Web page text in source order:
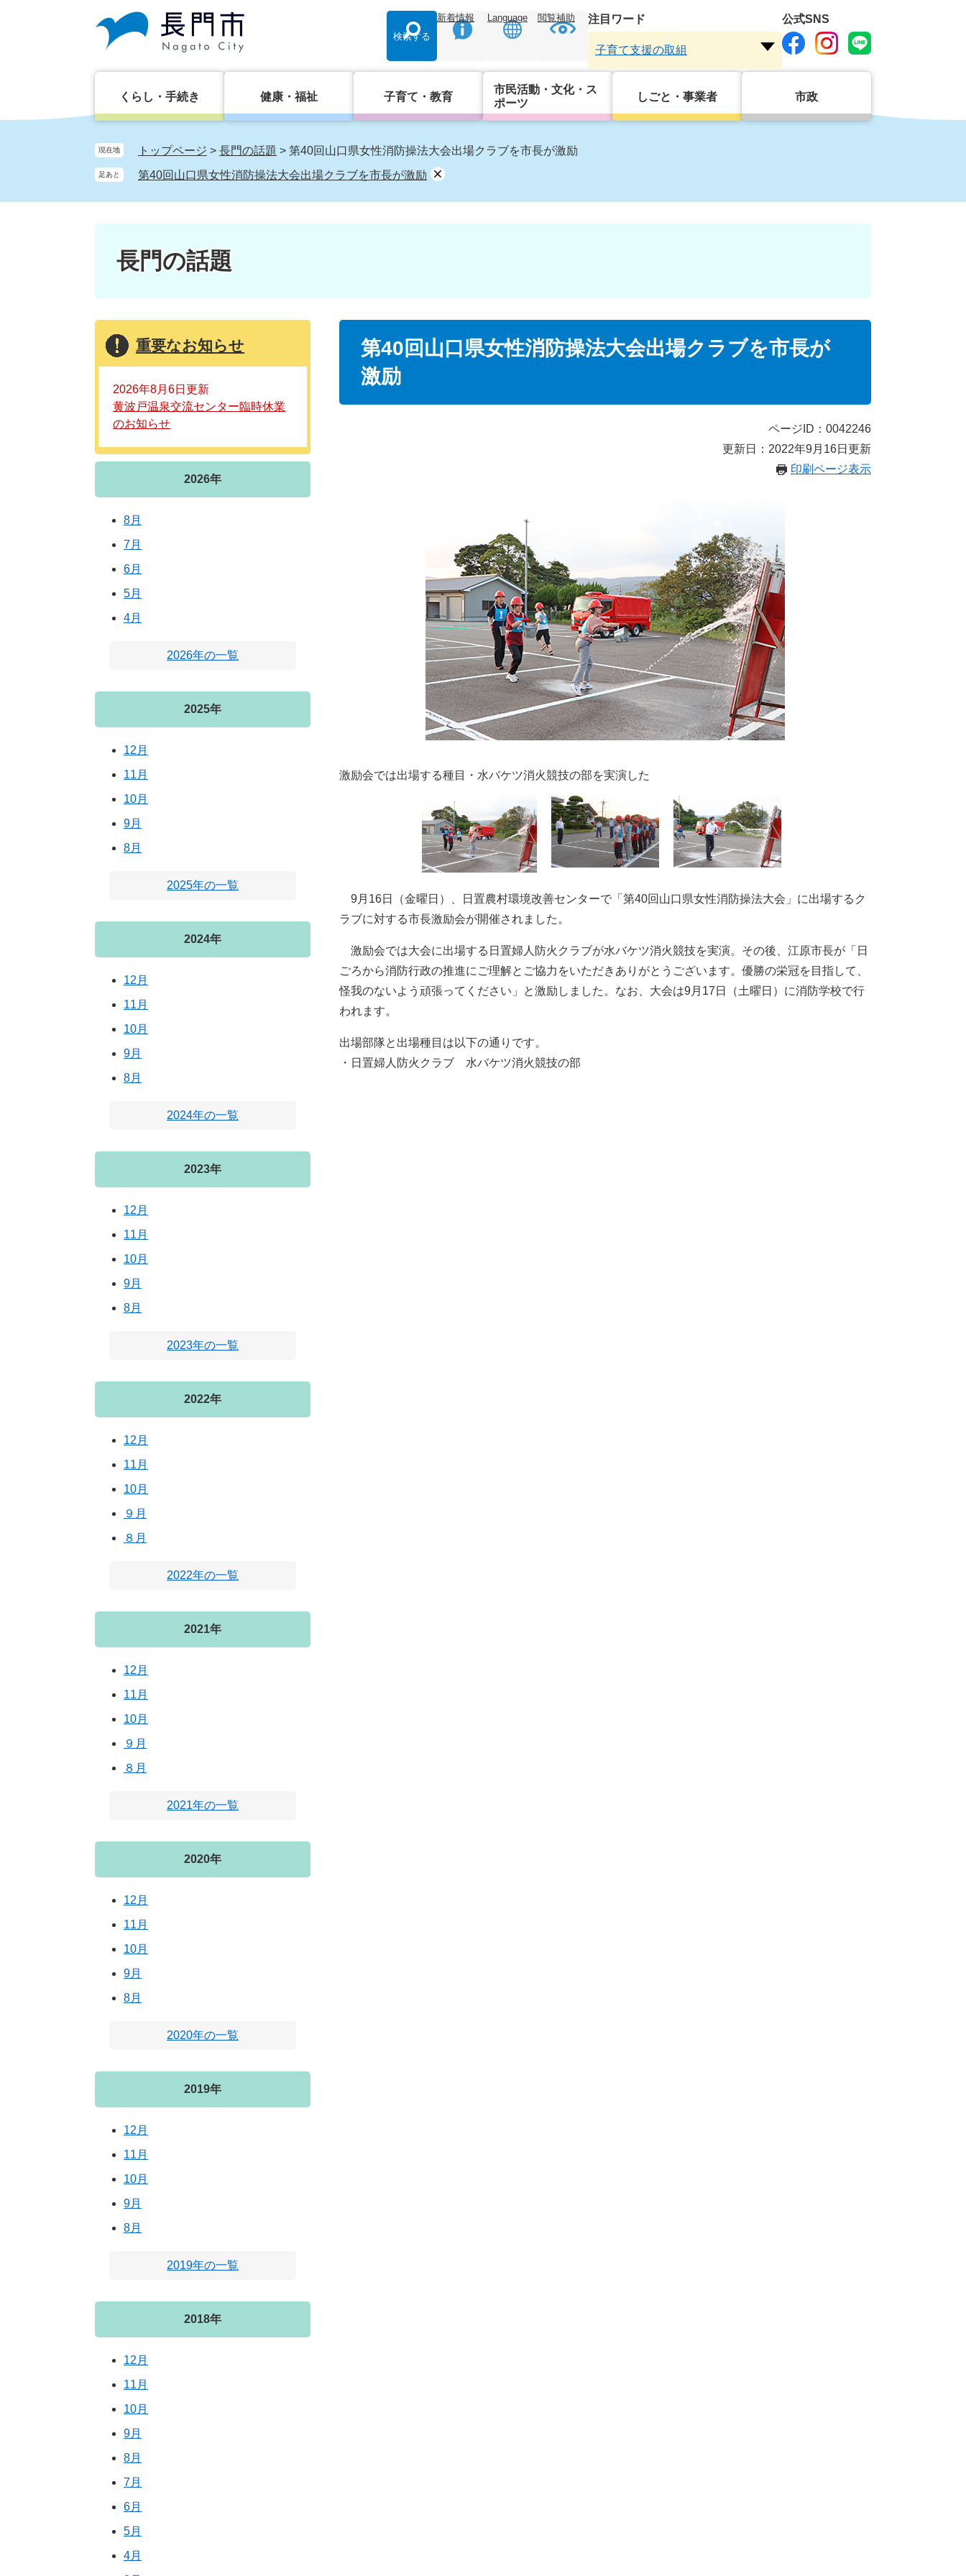
検索する
新着情報 Language 閲覧補助 注目ワード
ー
子育て支援の取組
公式SNS
くらし・手続き 健康・福祉 子育て・教育
市民活動・文化・ス
ポーツ
しごと・事業者 市政
現在地 トップページ > 長門の話題 > 第40回山口県女性消防操法大会出場クラブを市長が激励
足あと 第40回山口県女性消防操法大会出場クラブを市長が激励
長門の話題
第40回山口県女性消防操法大会出場クラブを市長が
激励
ページID：0042246
更新日：2022年9月16日更新
印刷ページ表示
激励会では出場する種目・水バケツ消火競技の部を実演した
9月16日（金曜日）、日置農村環境改善センターで「第40回山口県女性消防操法大会」に出場するク
ラブに対する市長激励会が開催されました。
激励会では大会に出場する日置婦人防火クラブが水バケツ消火競技を実演。その後、江原市長が「日
ごろから消防行政の推進にご理解とご協力をいただきありがとうございます。優勝の栄冠を目指して、
怪我のないよう頑張ってください」と激励しました。なお、大会は9月17日（土曜日）に消防学校で行
われます。
出場部隊と出場種目は以下の通りです。
・日置婦人防火クラブ 水バケツ消火競技の部
重要なお知らせ
2026年8月6日更新
黄波戸温泉交流センター臨時休業
のお知らせ
2026年
8月
7月
6月
5月
4月
2026年の一覧
2025年
12月
11月
10月
9月
8月
2025年の一覧
2024年
12月
11月
10月
9月
8月
2024年の一覧
2023年
12月
11月
10月
9月
8月
2023年の一覧
2022年
12月
11月
10月
９月
８月
2022年の一覧
2021年
12月
11月
10月
９月
８月
2021年の一覧
2020年
12月
11月
10月
9月
8月
2020年の一覧
2019年
12月
11月
10月
9月
8月
2019年の一覧
2018年
12月
11月
10月
9月
8月
7月
6月
5月
4月